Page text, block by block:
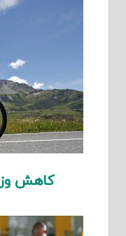
کاهش